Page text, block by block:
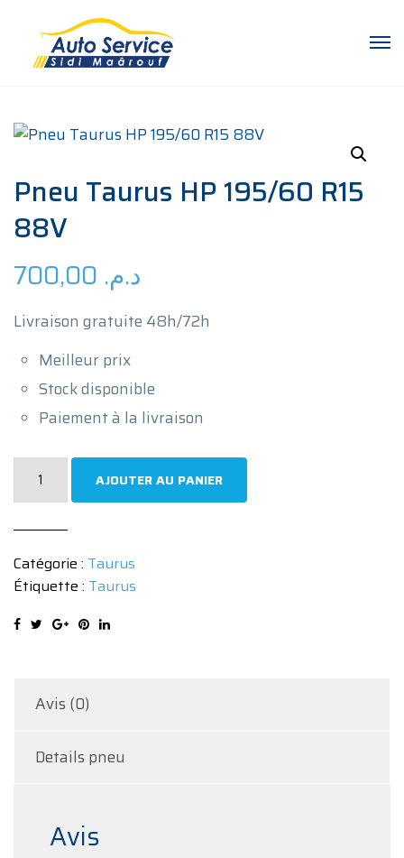
Pneu Taurus HP 195/60 R15
88V
د.م.
Livraison gratuite 48h/72h
Meilleur prix
Stock disponible
Paiement à la livraison
quantité
HP
195/60
R15
AJOUTER AU PANIER
Catégorie : Taurus
Étiquette : Taurus
Avis (0)
Details pneu
Avis